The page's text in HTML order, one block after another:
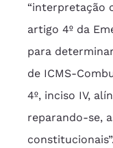
“interpretação
artigo 4º da
para
de ICMS-
4º, inciso IV,
reparando-se,
constitucionais”.